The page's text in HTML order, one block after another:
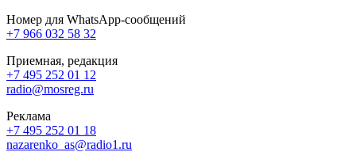
Номер для WhatsApp-сообщений
+7 966 032 58 32
Приемная, редакция
+7 495 252 01 12
radio@mosreg.ru
Реклама
+7 495 252 01 18
nazarenko_as@radio1.ru